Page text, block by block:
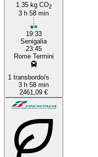
1.35 kg CO2
3 h 58 min
19:33
Senigalia
23:45
Rome Termini
1 transbordo/s
3 h 58 min
2461,09 €